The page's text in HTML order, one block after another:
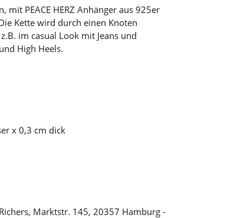
mit PEACE HERZ Anhänger aus 925er
Kette wird durch einen Knoten
im casual Look mit Jeans und
High Heels.
x 0,3 cm dick
Marktstr. 145, 20357 Hamburg -